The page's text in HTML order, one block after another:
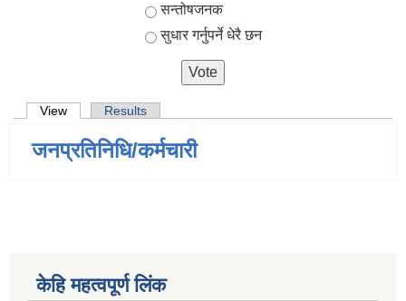
सन्तोषजनक
सुधार गर्नुपर्ने धेरै छन
Primary tabs
View (active tab)
Results
जनप्रतिनिधि/कर्मचारी
केहि महत्वपूर्ण लिंक